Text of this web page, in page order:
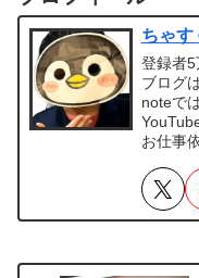
ちゃ
登録者5
ブログ
noteで
お仕事